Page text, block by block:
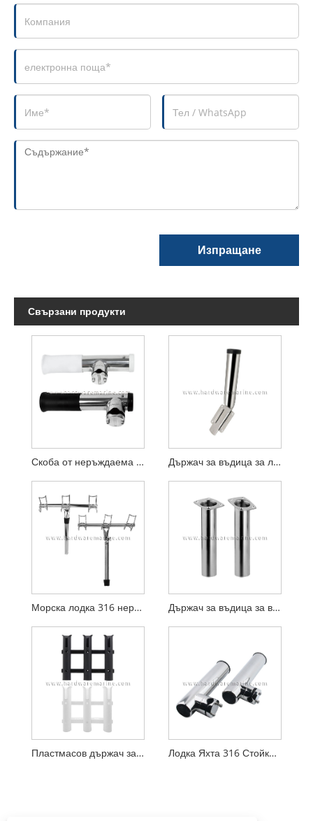
Изпращане
Свързани продукти
Скоба от неръждаема стомана 316 върху държача на пръта с вложка за тръба Държач за въдица за лодка с плъзгащо се монтиране Подвижна основа от неръждаема стомана
Морска лодка 316 неръждаема стомана с троен пръстен, регулируем държач за въдица Държач за въдица за вдигнат монтаж от неръждаема стомана 316
Пластмасов държач за въдица Стойка за съхранение на морски тръби Лодка Яхта 316 Стойка от неръждаема стомана Регулируем държач за въдица